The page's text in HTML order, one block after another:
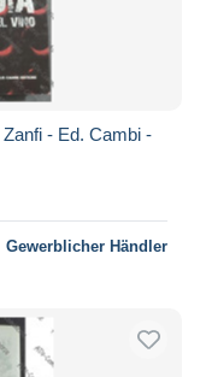
- Ed. Cambi -
Gewerblicher Händler